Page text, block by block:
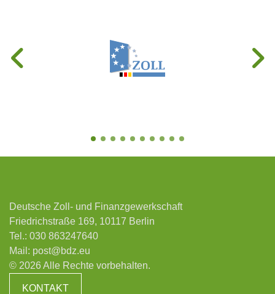
Deutsche Zoll- und Finanzgewerkschaft
Friedrichstraße 169, 10117 Berlin
Tel.: 030 863247640
Mail: post@bdz.eu
© 2026 Alle Rechte vorbehalten.
KONTAKT